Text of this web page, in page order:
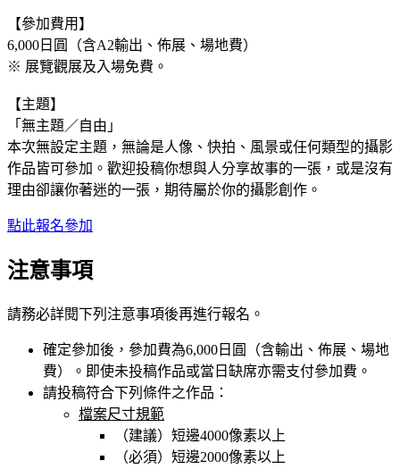
【參加費用】
6,000日圓（含A2輸出、佈展、場地費）
※ 展覽觀展及入場免費。
【主題】
「無主題／自由」
本次無設定主題，無論是人像、快拍、風景或任何類型的攝影
作品皆可參加。歡迎投稿你想與人分享故事的一張，或是沒有
理由卻讓你著迷的一張，期待屬於你的攝影創作。
點此報名參加
注意事項
請務必詳閱下列注意事項後再進行報名。
確定參加後，參加費為6,000日圓（含輸出、佈展、場地
費）。即使未投稿作品或當日缺席亦需支付參加費。
請投稿符合下列條件之作品：
檔案尺寸規範
（建議）短邊4000像素以上
（必須）短邊2000像素以上